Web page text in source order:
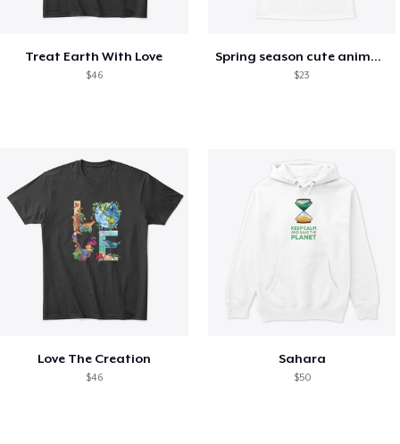
Treat Earth With Love
$46
Spring season cute animal kids tshirt
$23
Love The Creation
$46
Sahara
$50